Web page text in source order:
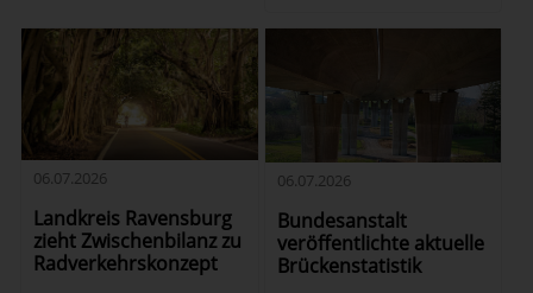
06.07.2026
Landkreis Ravensburg
zieht Zwischenbilanz zu
Radverkehrskonzept
06.07.2026
Bundesanstalt
veröffentlichte aktuelle
Brückenstatistik